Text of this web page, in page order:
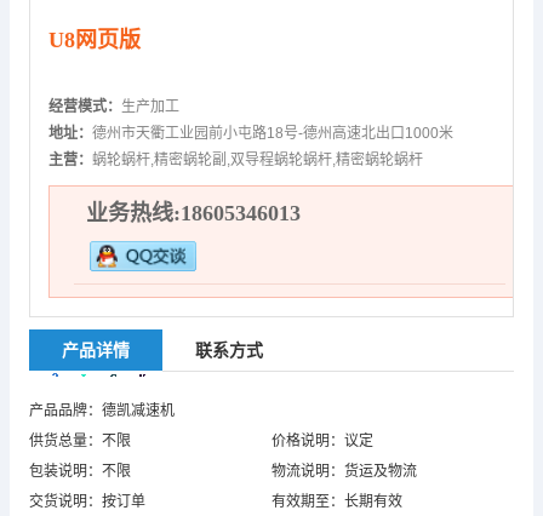
U8网页版
经营模式： 生产加工
地址： 德州市天衢工业园前小屯路18号-德州高速北出口1000米
主营： 蜗轮蜗杆,精密蜗轮副,双导程蜗轮蜗杆,精密蜗轮蜗杆
业务热线:18605346013
产品详情 联系方式
产品品牌：德凯减速机
供货总量：不限
价格说明：议定
包装说明：不限
物流说明：货运及物流
交货说明：按订单
有效期至：长期有效